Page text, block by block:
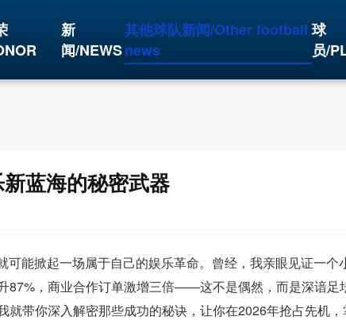
新
闻/NEWS
其他球队新闻/Other football
news
球
员/
蓝海的秘密武器
能掀起一场属于自己的娱乐革命。曾经，我亲眼见证一个
87%，商业合作订单激增三倍——这不是偶然，而是深谙足
带你深入解密那些成功的秘诀，让你在2026年抢占先机